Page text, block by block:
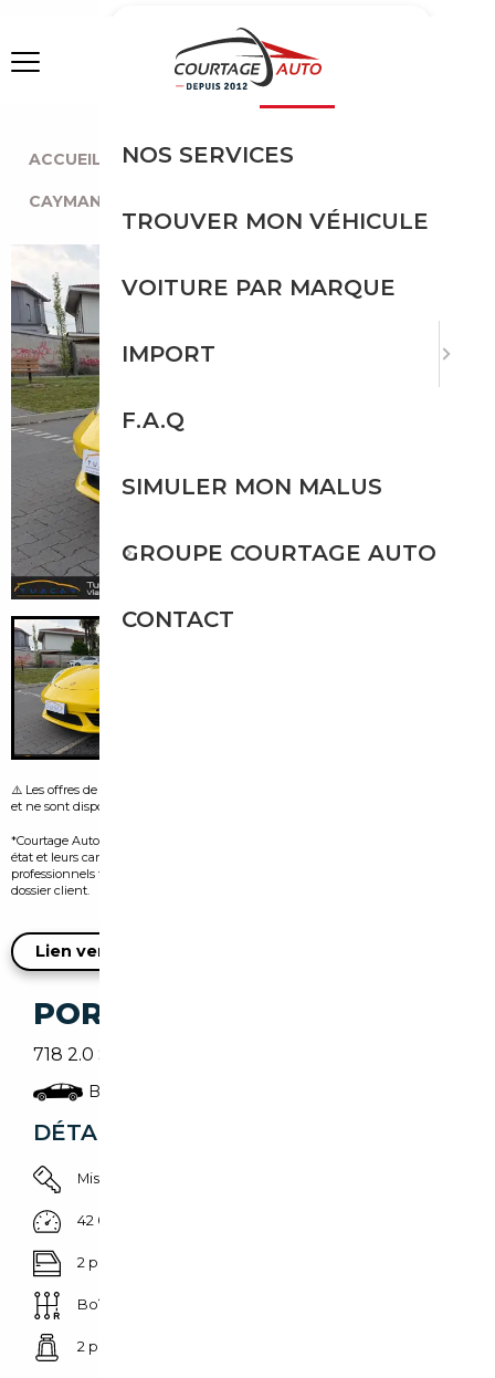
ACCUEIL TOUTES LES MARQUES
CAYMAN
⚠️ Les offres de leasing visibles sur certaines images sont fournies par le vendeur
et ne sont disponibles que dans le pays d’origine de l’annonce.
*Courtage Auto n’est pas vendeur des véhicules présentés. Leur disponibilité, leur
état et leurs caractéristiques dépendent exclusivement des vendeurs
professionnels tiers et doivent être confirmés auprès d’eux lors de l’ouverture du
dossier client.
Lien vers l'annonce du vendeur
PORSCHE CAYMAN
718 2.0 Style Edition
Berline
DÉTAILS DU VÉHICULE
Mise en circulation 01/06/2018
42 000 km
2 portes
Boîte manuelle
2 places
MENU
NOS SERVICES
TROUVER MON VÉHICULE
VOITURE PAR MARQUE
IMPORT
F.A.Q
SIMULER MON MALUS
GROUPE COURTAGE AUTO
CONTACT